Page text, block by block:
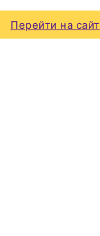
Перейти на сайт